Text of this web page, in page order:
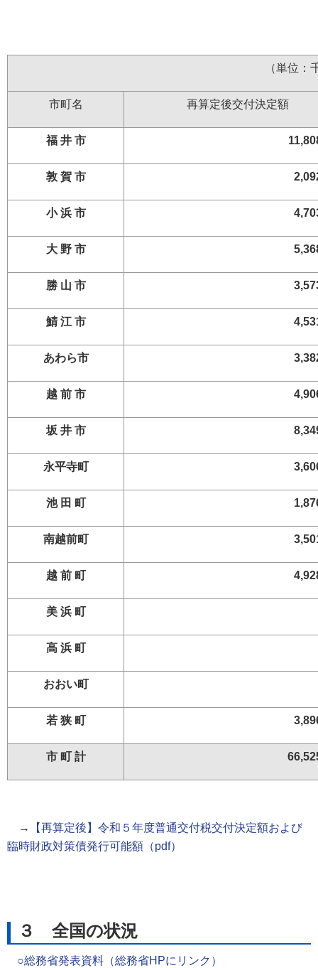
（単位：千円
市町名 再算定後交付決定額
福 井 市
敦 賀 市
小 浜 市
大 野 市
勝 山 市
鯖 江 市
あわら市
越 前 市
坂 井 市
永平寺町
池 田 町
南越前町
越 前 町
美 浜 町
高 浜 町
おおい町
若 狭 町
市 町 計
→
【再算定後】令和５年度普通交付税交付決定額および
臨時財政対策債発行可能額（pdf）
３ 全国の状況
○総務省発表資料（総務省HPにリンク）